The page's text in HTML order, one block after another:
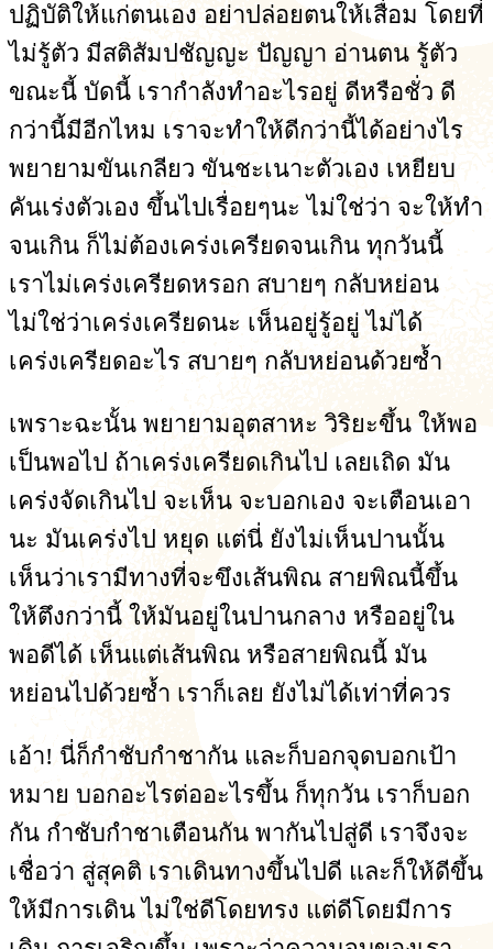
ปฏิบัติให้แก่ตนเอง อย่าปล่อยตนให้เสื่อม โดยที่
ไม่รู้ตัว มีสติสัมปชัญญะ ปัญญา อ่านตน รู้ตัว
ขณะนี้ บัดนี้ เรากำลังทำอะไรอยู่ ดีหรือชั่ว ดี
กว่านี้มีอีกไหม เราจะทำให้ดีกว่านี้ได้อย่างไร
พยายามขันเกลียว ขันชะเนาะตัวเอง เหยียบ
คันเร่งตัวเอง ขึ้นไปเรื่อยๆนะ ไม่ใช่ว่า จะให้ทำ
จนเกิน ก็ไม่ต้องเคร่งเครียดจนเกิน ทุกวันนี้
เราไม่เคร่งเครียดหรอก สบายๆ กลับหย่อน
ไม่ใช่ว่าเคร่งเครียดนะ เห็นอยู่รู้อยู่ ไม่ได้
เคร่งเครียดอะไร สบายๆ กลับหย่อนด้วยซ้ำ
เพราะฉะนั้น พยายามอุตสาหะ วิริยะขึ้น ให้พอ
เป็นพอไป ถ้าเคร่งเครียดเกินไป เลยเถิด มัน
เคร่งจัดเกินไป จะเห็น จะบอกเอง จะเตือนเอา
นะ มันเคร่งไป หยุด แต่นี่ ยังไม่เห็นปานนั้น
เห็นว่าเรามีทางที่จะขึงเส้นพิณ สายพิณนี้ขึ้น
ให้ตึงกว่านี้ ให้มันอยู่ในปานกลาง หรืออยู่ใน
พอดีได้ เห็นแต่เส้นพิณ หรือสายพิณนี้ มัน
หย่อนไปด้วยซ้ำ เราก็เลย ยังไม่ได้เท่าที่ควร
เอ้า! นี่ก็กำชับกำชากัน และก็บอกจุดบอกเป้า
หมาย บอกอะไรต่ออะไรขึ้น ก็ทุกวัน เราก็บอก
กัน กำชับกำชาเตือนกัน พากันไปสู่ดี เราจึงจะ
เชื่อว่า สู่สุคติ เราเดินทางขึ้นไปดี และก็ให้ดีขึ้น
ให้มีการเดิน ไม่ใช่ดีโดยทรง แต่ดีโดยมีการ